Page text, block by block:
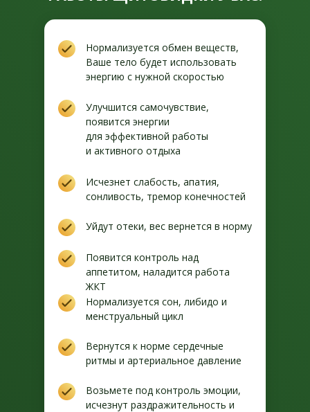
Улучшится самочувствие,
появится энергии
для эффективной работы
и активного отдыха
Уйдут отеки, вес вернется в норму
Появится контроль над
аппетитом, наладится работа
ЖКТ
Нормализуется сон, либидо и
менструальный цикл
Исчезнет слабость, апатия,
сонливость, тремор конечностей
Вернутся к норме сердечные
ритмы и артериальное давление
Нормализуется обмен веществ,
Ваше тело будет использовать
энергию с нужной скоростью
Возьмете под контроль эмоции,
исчезнут раздражительность и